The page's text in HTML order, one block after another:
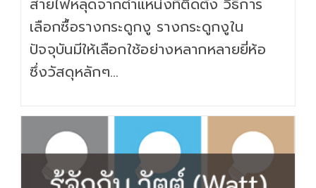
เลือกซื้อรางกระดูกงู รางกระดูกงูใน
ปัจจุบันมีให้เลือกใช้อย่างหลากหลายยี่ห้อ
ซึ่งวัสดุหลักๆ…